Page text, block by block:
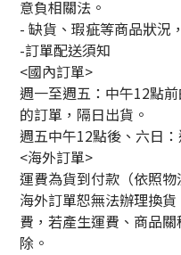
意負相關法。
- 缺貨、瑕疵等商品狀況
-訂單配送須知
<國內訂單>
週一至週五：中午12點
的訂單，隔日出貨。
週五中午12點後、六日：
<海外訂單>
運費為貨到付款（依照物
海外訂單恕無法辦理換
費，若產生運費、商品
除。